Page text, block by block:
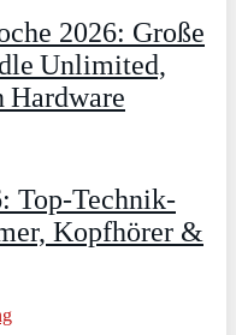
2026: Große
Unlimited,
Hardware
Top-Technik-
Kopfhörer &